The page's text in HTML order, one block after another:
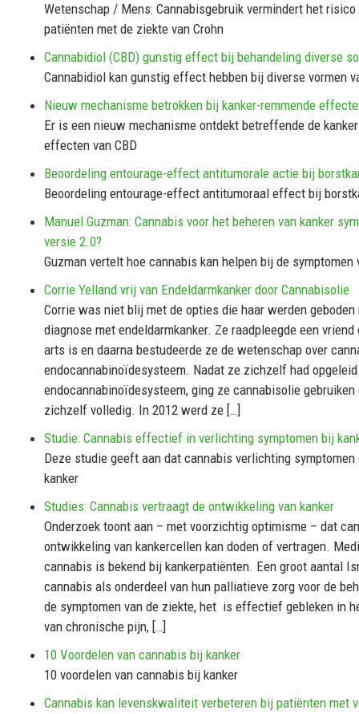
Wetenschap / Mens: Cannabisgebruik vermindert het
patiënten met de ziekte van Crohn
Cannabidiol (CBD) gunstig effect bij behandeling diverse
Cannabidiol kan gunstig effect hebben bij diverse vormen
Nieuw mechanisme betrokken bij kanker-remmende
Er is een nieuw mechanisme ontdekt betreffende de
effecten van CBD
Beoordeling entourage-effect antitumorale actie bij
Beoordeling entourage-effect antitumoraal effect bij
Manuel Guzman: Cannabis voor het beheren van kanker
versie 2.0?
Guzman vertelt hoe cannabis kan helpen bij de symptomen
Corrie Yelland vrij van Endeldarmkanker door Cannabisolie
Corrie was niet blij met de opties die haar werden geboden
diagnose met endeldarmkanker. Ze raadpleegde een vriend
arts is en daarna bestudeerde ze de wetenschap over
endocannabinoïdesysteem. Nadat ze zichzelf had
endocannabinoïdesysteem, ging ze cannabisolie gebruiken
zichzelf volledig. In 2012 werd ze […]
Studie: Cannabis effectief in verlichting symptomen bij
Deze studie geeft aan dat cannabis verlichting
kanker
Studies: Cannabis vertraagt de ontwikkeling van kanker
Onderzoek toont aan – met voorzichtig optimisme – dat
ontwikkeling van kankercellen kan doden of vertragen.
cannabis is bekend bij kankerpatiënten. Een groot aantal
cannabis als onderdeel van hun palliatieve zorg voor de
de symptomen van de ziekte, het is effectief gebleken in
van chronische pijn, […]
10 Voordelen van cannabis bij kanker
10 voordelen van cannabis bij kanker
Cannabis kan levenskwaliteit verbeteren bij patiënten met